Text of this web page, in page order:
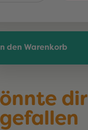
den Warenkorb
dir